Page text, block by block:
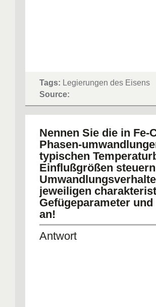
Tags: Legierungen des Eisens
Source:
Nennen Sie die in
Phasen-
typischen
Einflußgrößen
jeweiligen
Gefügeparameter
an!
Antwort